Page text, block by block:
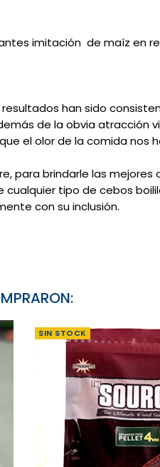
imitación de maíz en
han sido
de la obvia atracción
el olor de la comida nos
para brindarle las
tipo de cebos
con su inclusión.
SIN STOCK